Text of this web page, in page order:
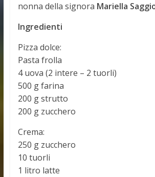
nonna della signora Mariella
Ingredienti
Pizza dolce:
Pasta frolla
4 uova (2 intere – 2 tuorli)
500 g farina
200 g strutto
200 g zucchero
Crema:
250 g zucchero
10 tuorli
1 litro latte